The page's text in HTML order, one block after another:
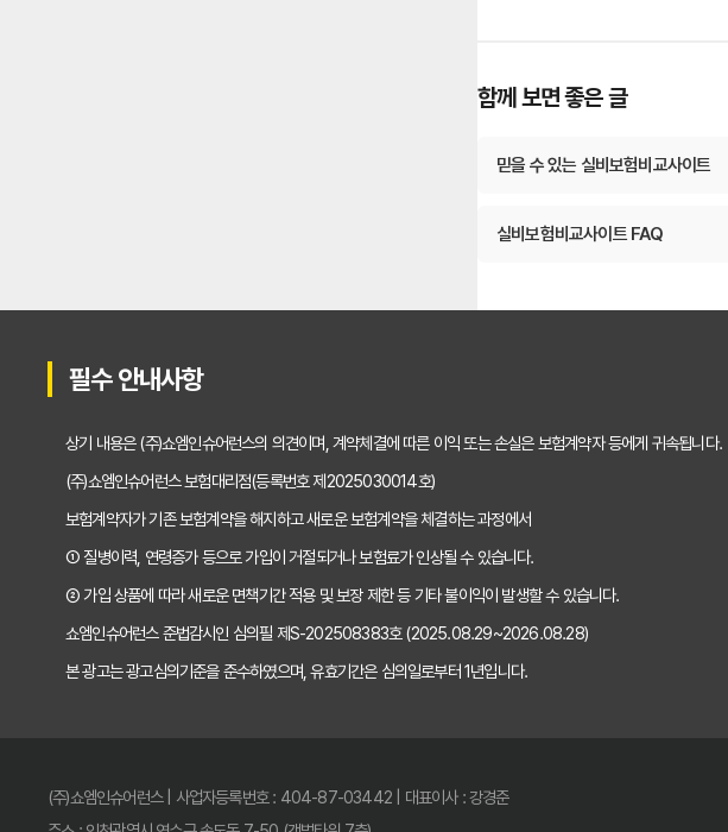
함께 보면 좋은 글
믿을 수 있는 실비보험비교사이트
실비보험비교사이트 FAQ
필수 안내사항
상기 내용은 (주)쇼엠인슈어런스의 의견이며, 계약체결에 따른 이익 또는 손실은 보험계약자 등에게 귀속됩니다.
(주)쇼엠인슈어런스 보험대리점(등록번호 제2025030014호)
보험계약자가 기존 보험계약을 해지하고 새로운 보험계약을 체결하는 과정에서
① 질병이력, 연령증가 등으로 가입이 거절되거나 보험료가 인상될 수 있습니다.
② 가입 상품에 따라 새로운 면책기간 적용 및 보장 제한 등 기타 불이익이 발생할 수 있습니다.
쇼엠인슈어런스 준법감시인 심의필 제S-202508383호 (2025.08.29~2026.08.28)
본 광고는 광고심의기준을 준수하였으며, 유효기간은 심의일로부터 1년입니다.
(주)쇼엠인슈어런스 | 사업자등록번호 : 404-87-03442 | 대표이사 : 강경준